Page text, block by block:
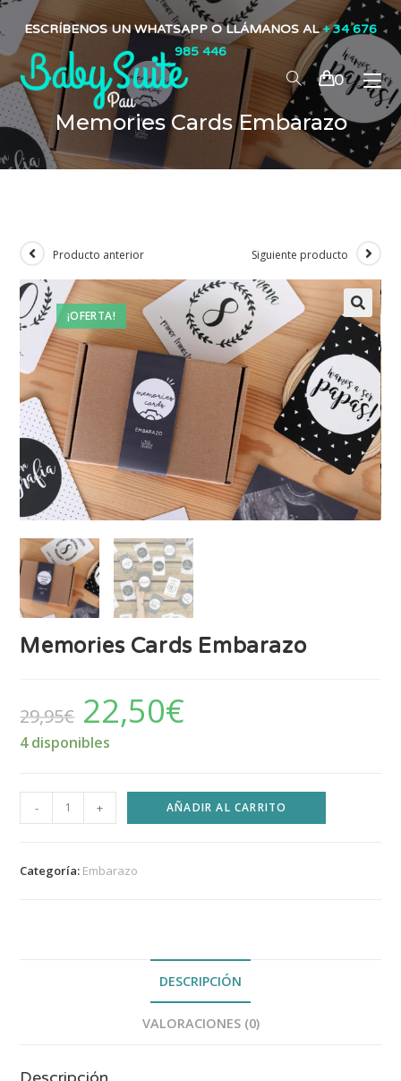
ESCRÍBENOS UN WHATSAPP O LLÁMANOS AL+ 34 676
985 446
0
Memories Cards Embarazo
¡OFERTA!
Producto anterior Siguiente producto
Memories Cards Embarazo
29,95€ 22,50€
4 disponibles
- + AÑADIR AL CARRITO
Categoría: Embarazo
DESCRIPCIÓN
VALORACIONES (0)